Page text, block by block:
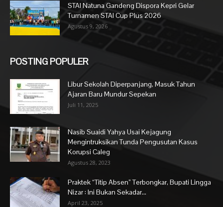
STAI Natuna Gandeng Dispora Kepri Gelar
Turnamen STAI Cup Plus 2026
Agustus 9, 2026
POSTING POPULER
Libur Sekolah Diperpanjang, Masuk Tahun
Ajaran Baru Mundur Sepekan
Juli 11, 2025
Nasib Suaidi Yahya Usai Kejagung
Mengintruksikan Tunda Pengusutan Kasus
Korupsi Caleg
Agustus 28, 2023
Praktek “Titip Absen” Terbongkar, Bupati Lingga
Nizar : Ini Bukan Sekadar...
April 23, 2025